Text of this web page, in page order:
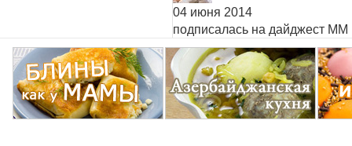
04 июня 2014
подписалась на дайджест ММ